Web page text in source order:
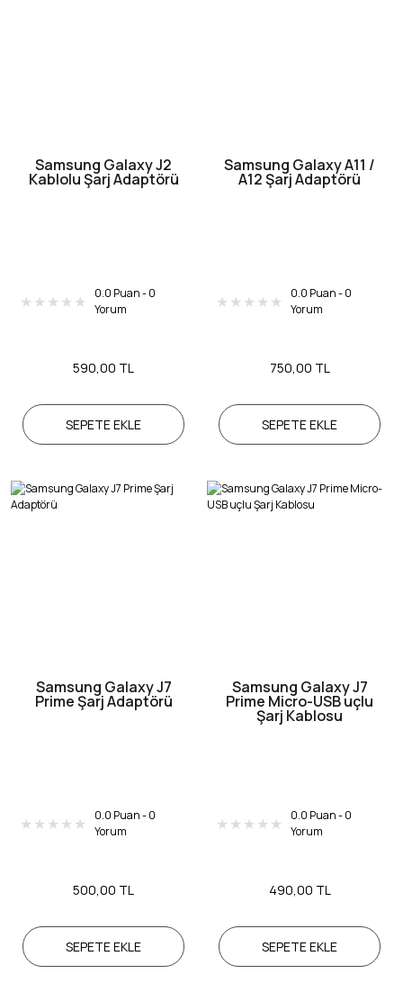
Samsung Galaxy J2
Kablolu Şarj Adaptörü
0.0 Puan - 0
Yorum
590,00 TL
SEPETE EKLE
Samsung Galaxy A11 /
A12 Şarj Adaptörü
0.0 Puan - 0
Yorum
750,00 TL
SEPETE EKLE
Samsung Galaxy J7
Prime Şarj Adaptörü
0.0 Puan - 0
Yorum
500,00 TL
SEPETE EKLE
Samsung Galaxy J7
Prime Micro-USB uçlu
Şarj Kablosu
0.0 Puan - 0
Yorum
490,00 TL
SEPETE EKLE